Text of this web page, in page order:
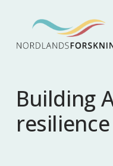
Building
resilience